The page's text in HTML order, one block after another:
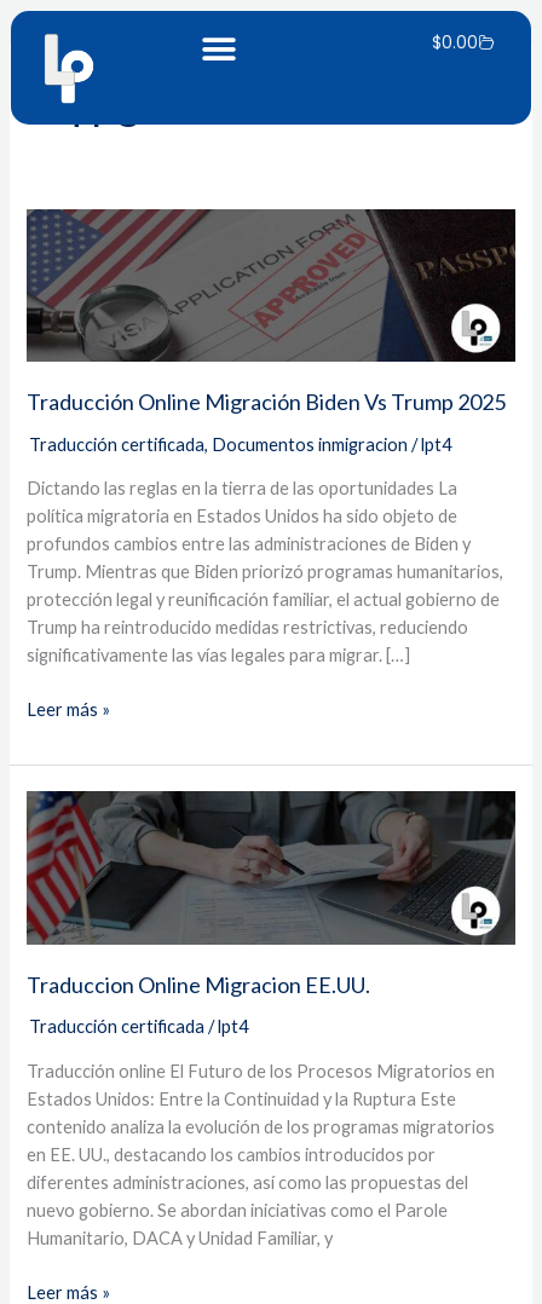
contenido
$0.00Carrito
TPS
Traducción Online Migración Biden Vs Trump 2025
Traducción certificada, Documentos inmigracion /lpt4
Dictando las reglas en la tierra de las oportunidades La
política migratoria en Estados Unidos ha sido objeto de
profundos cambios entre las administraciones de Biden y
Trump. Mientras que Biden priorizó programas humanitarios,
protección legal y reunificación familiar, el actual gobierno de
Trump ha reintroducido medidas restrictivas, reduciendo
significativamente las vías legales para migrar. […]
Traducción
Online
Migración
Biden
Vs
Trump
Leer más »
Traduccion Online Migracion EE.UU.
Traducción certificada /lpt4
Traducción online El Futuro de los Procesos Migratorios en
Estados Unidos: Entre la Continuidad y la Ruptura Este
contenido analiza la evolución de los programas migratorios
en EE. UU., destacando los cambios introducidos por
diferentes administraciones, así como las propuestas del
nuevo gobierno. Se abordan iniciativas como el Parole
Humanitario, DACA y Unidad Familiar, y
Traduccion
Online
Migracion
EE.UU.
Leer más »